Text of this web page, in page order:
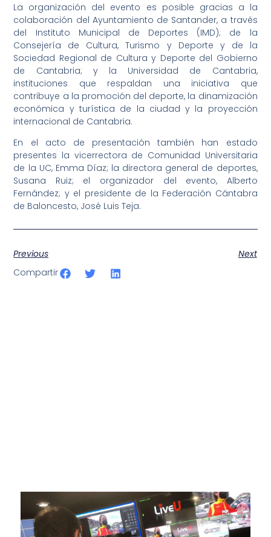
La organización del evento es posible gracias a la
colaboración del Ayuntamiento de Santander, a través
del Instituto Municipal de Deportes (IMD); de la
Consejería de Cultura, Turismo y Deporte y de la
Sociedad Regional de Cultura y Deporte del Gobierno
de Cantabria; y la Universidad de Cantabria,
instituciones que respaldan una iniciativa que
contribuye a la promoción del deporte, la dinamización
económica y turística de la ciudad y la proyección
internacional de Cantabria.
En el acto de presentación también han estado
presentes la vicerrectora de Comunidad Universitaria
de la UC, Emma Díaz; la directora general de deportes,
Susana Ruiz; el organizador del evento, Alberto
Fernández; y el presidente de la Federación Cántabra
de Baloncesto, José Luis Teja.
Previous
Next
Compartir